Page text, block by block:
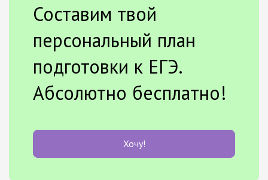
Составим твой
персональный план
подготовки к ЕГЭ.
Абсолютно бесплатно!
Хочу!